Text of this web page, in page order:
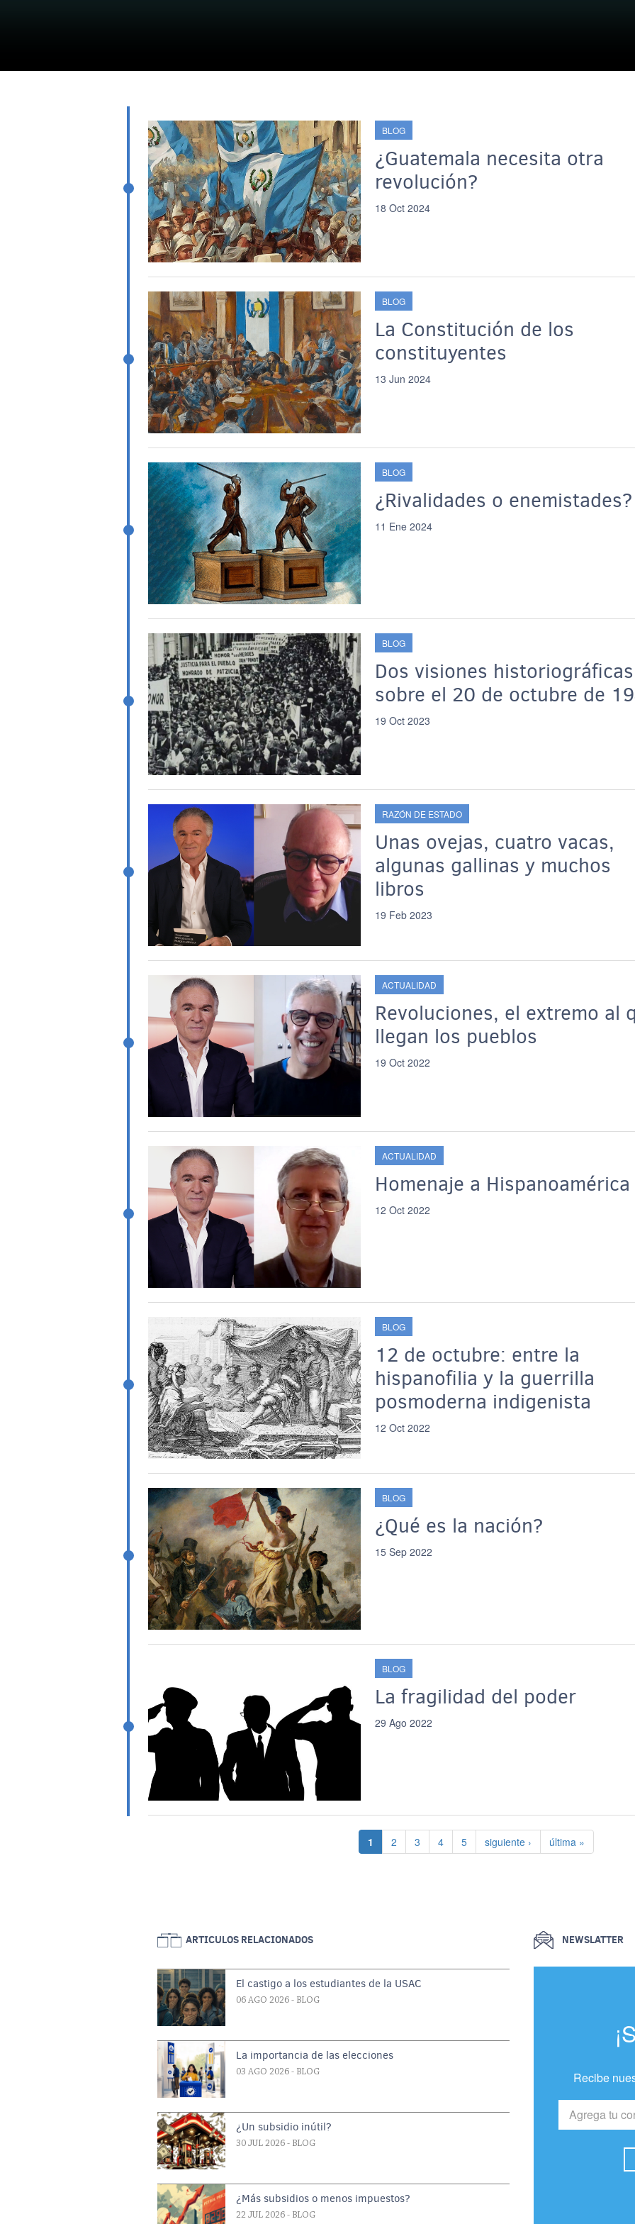
BLOG
¿Guatemala necesita otra
revolución?
18 Oct 2024
BLOG
La Constitución de los
constituyentes
13 Jun 2024
BLOG
¿Rivalidades o enemistades?
11 Ene 2024
BLOG
Dos visiones historiográficas
sobre el 20 de octubre de
19 Oct 2023
RAZÓN DE ESTADO
Unas ovejas, cuatro vacas,
algunas gallinas y muchos
libros
19 Feb 2023
ACTUALIDAD
Revoluciones, el extremo al
llegan los pueblos
19 Oct 2022
ACTUALIDAD
Homenaje a Hispanoamérica
12 Oct 2022
BLOG
12 de octubre: entre la
hispanofilia y la guerrilla
posmoderna indigenista
12 Oct 2022
BLOG
¿Qué es la nación?
15 Sep 2022
BLOG
La fragilidad del poder
29 Ago 2022
Paginación
Página actual
1 Página
2 Página
3 Página
4 Página
5 Siguiente página
siguiente › Última página
última »
ARTICULOS RELACIONADOS
El castigo a los estudiantes de la USAC
06 AGO 2026 - BLOG
La importancia de las elecciones
03 AGO 2026 - BLOG
¿Un subsidio inútil?
30 JUL 2026 - BLOG
¿Más subsidios o menos impuestos?
22 JUL 2026 - BLOG
NEWSLATTER
Recibe